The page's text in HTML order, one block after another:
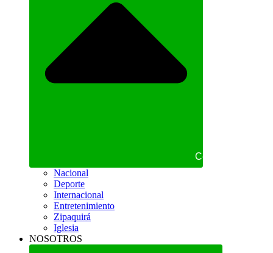
Cerrar NOTICIAS
Nacional
Deporte
Internacional
Entretenimiento
Zipaquirá
Iglesia
NOSOTROS